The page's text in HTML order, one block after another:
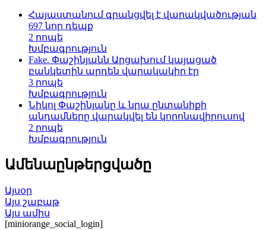
Հայաստանում գրանցվել է վարակվածության
697 նոր դեպք
2 րոպե
Խմբագրություն
Fake. Փաշինյանն Արցախում կայացած
բանկետին արդեն վարակակիր էր
3 րոպե
Խմբագրություն
Նիկոլ Փաշինյանը և նրա ընտանիքի
անդամները վարակվել են կորոնավիրուսով
2 րոպե
Խմբագրություն
Ամենաընթերցվածը
Այսօր
Այս շաբաթ
Այս ամիս
[miniorange_social_login]